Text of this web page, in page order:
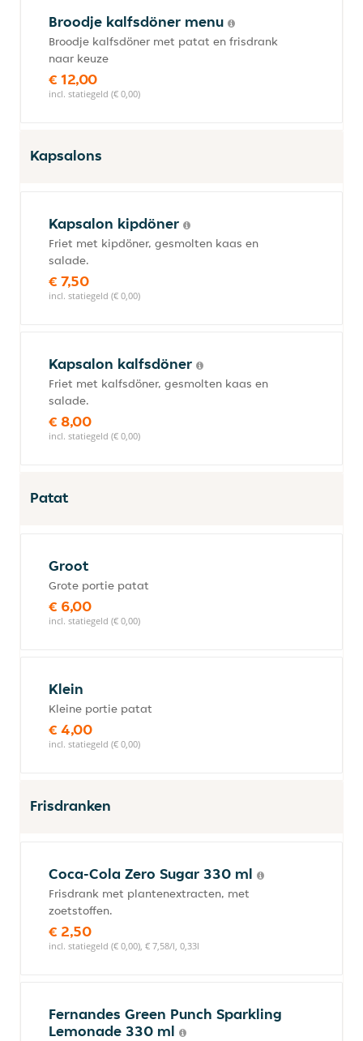
Broodje kalfsdöner menu
Broodje kalfsdöner met patat en frisdrank
naar keuze
€ 12,00
incl. statiegeld (€ 0,00)
Kapsalons
Kapsalon kipdöner
Friet met kipdöner, gesmolten kaas en
salade.
€ 7,50
incl. statiegeld (€ 0,00)
Kapsalon kalfsdöner
Friet met kalfsdöner, gesmolten kaas en
salade.
€ 8,00
incl. statiegeld (€ 0,00)
Patat
Groot
Grote portie patat
€ 6,00
incl. statiegeld (€ 0,00)
Klein
Kleine portie patat
€ 4,00
incl. statiegeld (€ 0,00)
Frisdranken
Coca-Cola Zero Sugar 330 ml
Frisdrank met plantenextracten, met
zoetstoffen.
€ 2,50
incl. statiegeld (€ 0,00), € 7,58/l, 0,33l
Fernandes Green Punch Sparkling
Lemonade 330 ml